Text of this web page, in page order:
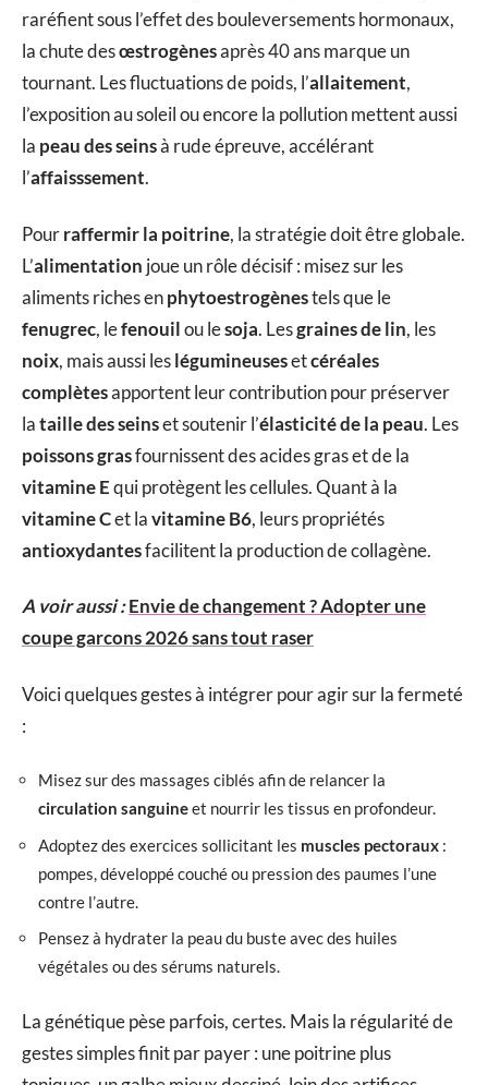
raréfient sous l’effet des bouleversements hormonaux,
la chute desœstrogènesaprès 40 ans marque un
tournant. Les fluctuations de poids, l’allaitement,
l’exposition au soleil ou encore la pollution mettent aussi
la peau des seinsà rude épreuve, accélérant
l’affaisssement.
Pourraffermir la poitrine, la stratégie doit être globale.
L’alimentation joue un rôle décisif : misez sur les
aliments riches enphytoestrogènestels que le
fenugrec, lefenouilou lesoja. Lesgraines de lin, les
noix, mais aussi leslégumineusesetcéréales
complètesapportent leur contribution pour préserver
lataille des seinset soutenir l’élasticité de la peau. Les
poissons grasfournissent des acides gras et de la
vitamine Equi protègent les cellules. Quant à la
vitamine Cet lavitamine B6, leurs propriétés
antioxydantesfacilitent la production de collagène.
A voir aussi :Envie de changement ? Adopter une
coupe garcons 2026 sans tout raser
Voici quelques gestes à intégrer pour agir sur la fermeté
:
Misez sur des massages ciblés afin de relancer la
circulation sanguineet nourrir les tissus en profondeur.
Adoptez des exercices sollicitant les muscles pectoraux :
pompes, développé couché ou pression des paumes l’une
contre l’autre.
Pensez à hydrater la peau du buste avec des huiles
végétales ou des sérums naturels.
La génétique pèse parfois, certes. Mais la régularité de
gestes simples finit par payer : une poitrine plus